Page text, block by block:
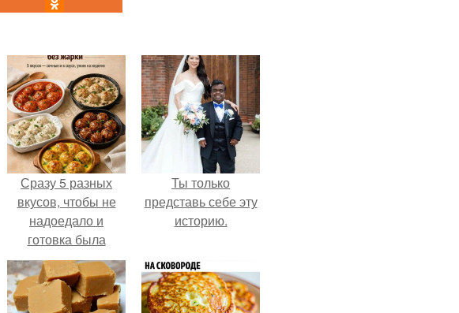
Сразу 5 разных
вкусов, чтобы не
надоедало и
готовка была
проще.
Ты только
представь себе эту
историю.